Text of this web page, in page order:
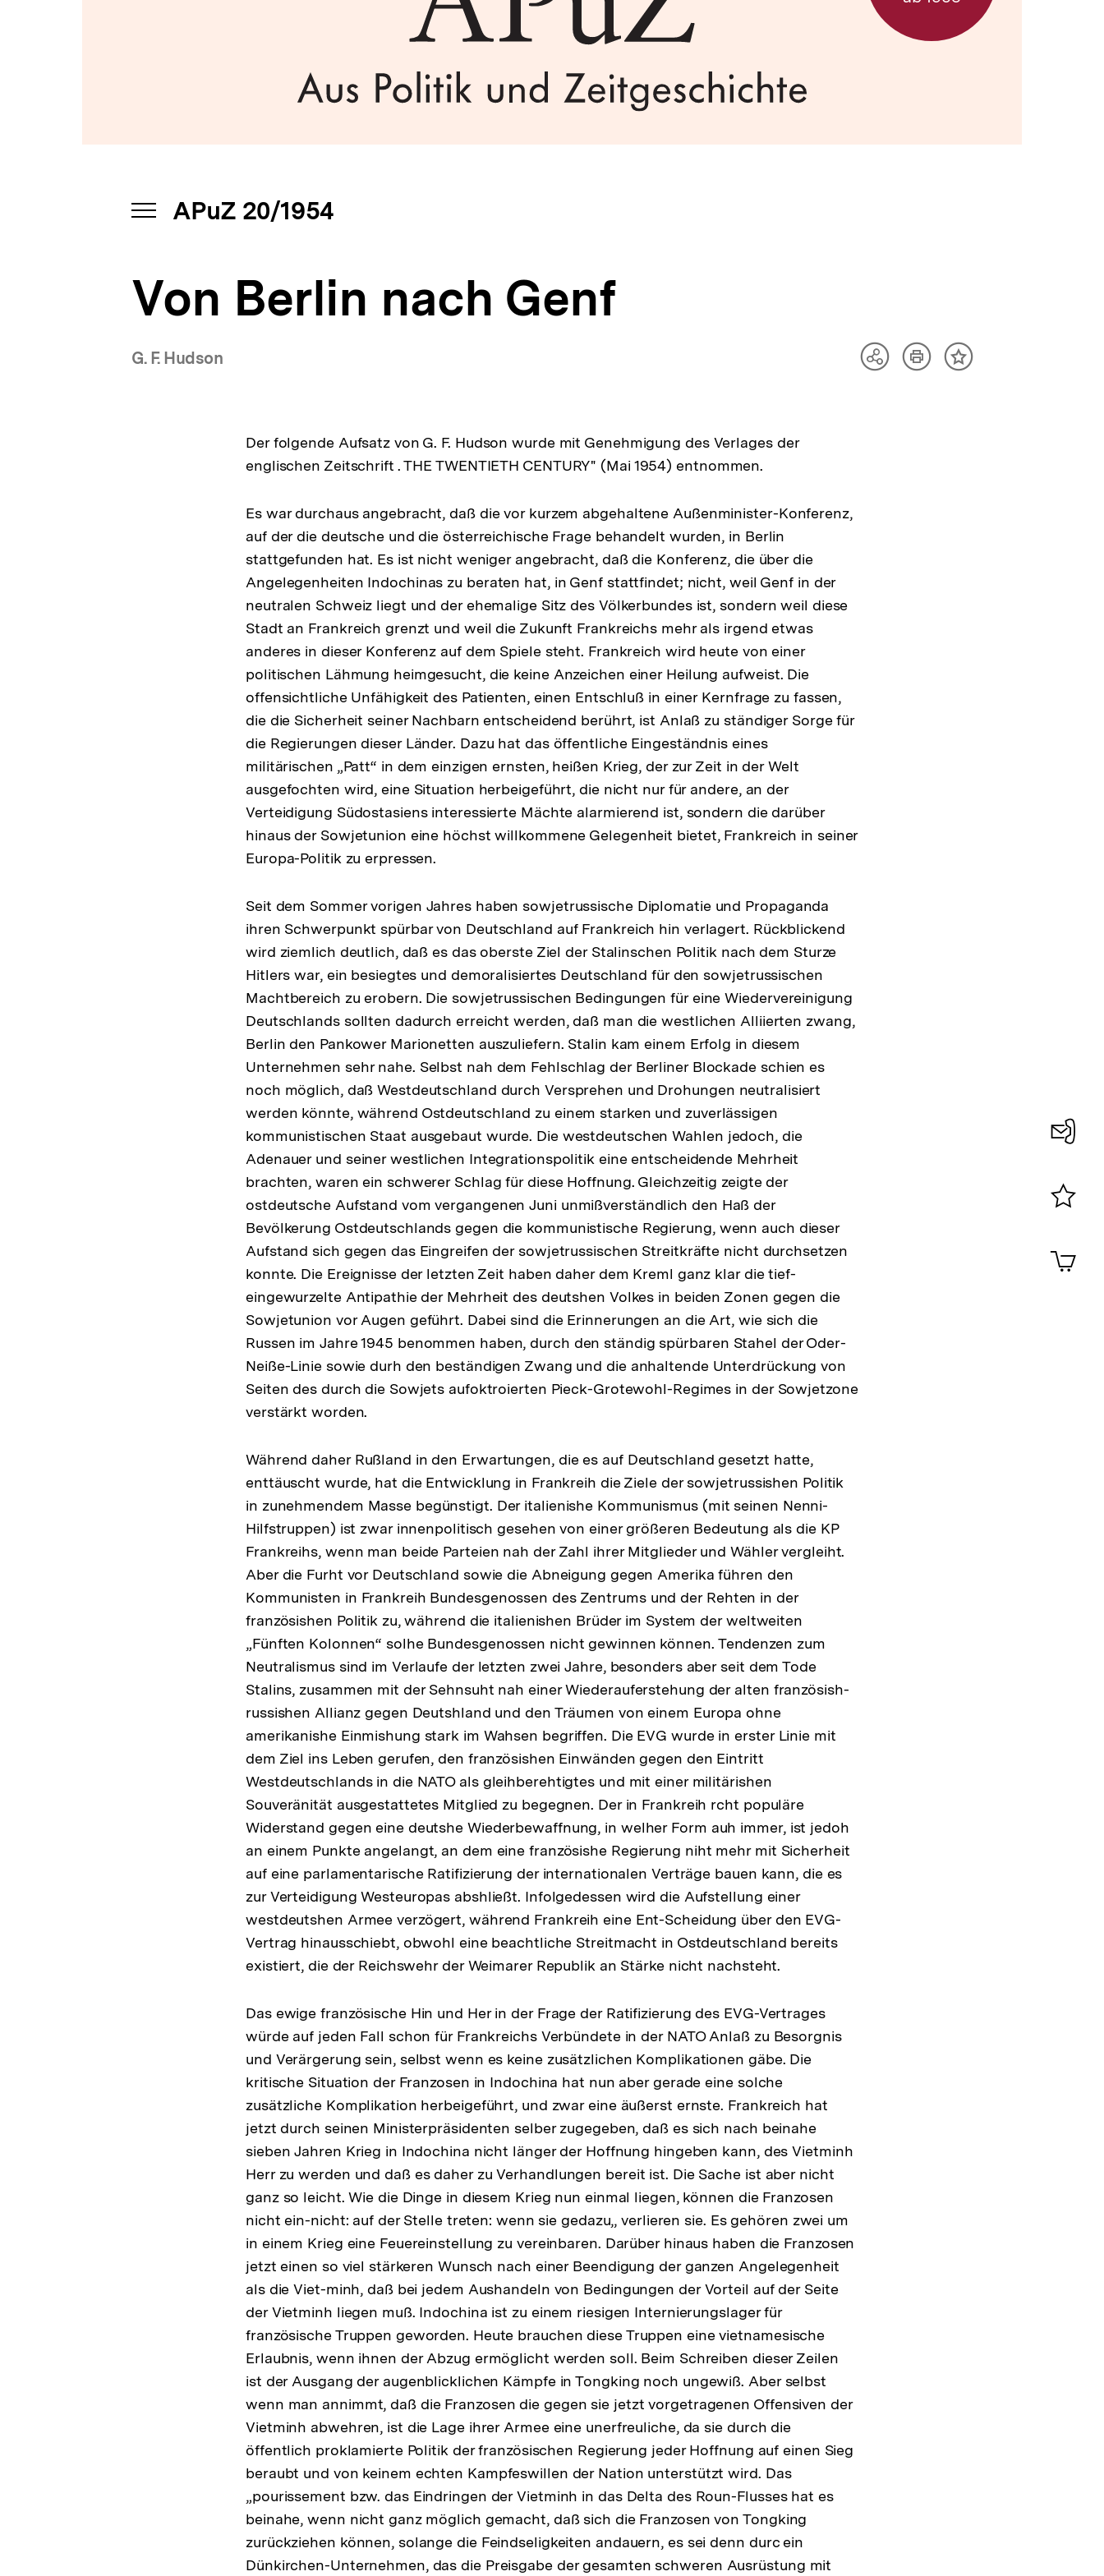
INHALTSNAVIGATION
APuZ 20/1954
Von Berlin nach Genf
G. F. Hudson
TeilenArtikelInhalt
Der folgende Aufsatz von G. F. Hudson wurde mit Genehmigung des Verlages der
englischen Zeitschrift . THE TWENTIETH CENTURY" (Mai 1954) entnommen.
Es war durchaus angebracht, daß die vor kurzem abgehaltene Außenminister-Konferenz,
auf der die deutsche und die österreichische Frage behandelt wurden, in Berlin
stattgefunden hat. Es ist nicht weniger angebracht, daß die Konferenz, die über die
Angelegenheiten Indochinas zu beraten hat, in Genf stattfindet; nicht, weil Genf in der
neutralen Schweiz liegt und der ehemalige Sitz des Völkerbundes ist, sondern weil diese
Stadt an Frankreich grenzt und weil die Zukunft Frankreichs mehr als irgend etwas
anderes in dieser Konferenz auf dem Spiele steht. Frankreich wird heute von einer
politischen Lähmung heimgesucht, die keine Anzeichen einer Heilung aufweist. Die
offensichtliche Unfähigkeit des Patienten, einen Entschluß in einer Kernfrage zu fassen,
die die Sicherheit seiner Nachbarn entscheidend berührt, ist Anlaß zu ständiger Sorge für
die Regierungen dieser Länder. Dazu hat das öffentliche Eingeständnis eines
militärischen „Patt“ in dem einzigen ernsten, heißen Krieg, der zur Zeit in der Welt
ausgefochten wird, eine Situation herbeigeführt, die nicht nur für andere, an der
Verteidigung Südostasiens interessierte Mächte alarmierend ist, sondern die darüber
hinaus der Sowjetunion eine höchst willkommene Gelegenheit bietet, Frankreich in seiner
Europa-Politik zu erpressen.
Seit dem Sommer vorigen Jahres haben sowjetrussische Diplomatie und Propaganda
ihren Schwerpunkt spürbar von Deutschland auf Frankreich hin verlagert. Rückblickend
wird ziemlich deutlich, daß es das oberste Ziel der Stalinschen Politik nach dem Sturze
Hitlers war, ein besiegtes und demoralisiertes Deutschland für den sowjetrussischen
Machtbereich zu erobern. Die sowjetrussischen Bedingungen für eine Wiedervereinigung
Deutschlands sollten dadurch erreicht werden, daß man die westlichen Alliierten zwang,
Berlin den Pankower Marionetten auszuliefern. Stalin kam einem Erfolg in diesem
Unternehmen sehr nahe. Selbst nah dem Fehlschlag der Berliner Blockade schien es
noch möglich, daß Westdeutschland durch Versprehen und Drohungen neutralisiert
werden könnte, während Ostdeutschland zu einem starken und zuverlässigen
kommunistischen Staat ausgebaut wurde. Die westdeutschen Wahlen jedoch, die
Adenauer und seiner westlichen Integrationspolitik eine entscheidende Mehrheit
brachten, waren ein schwerer Schlag für diese Hoffnung. Gleichzeitig zeigte der
ostdeutsche Aufstand vom vergangenen Juni unmißverständlich den Haß der
Bevölkerung Ostdeutschlands gegen die kommunistische Regierung, wenn auch dieser
Aufstand sich gegen das Eingreifen der sowjetrussischen Streitkräfte nicht durchsetzen
konnte. Die Ereignisse der letzten Zeit haben daher dem Kreml ganz klar die tief-
eingewurzelte Antipathie der Mehrheit des deutshen Volkes in beiden Zonen gegen die
Sowjetunion vor Augen geführt. Dabei sind die Erinnerungen an die Art, wie sich die
Russen im Jahre 1945 benommen haben, durch den ständig spürbaren Stahel der Oder-
Neiße-Linie sowie durh den beständigen Zwang und die anhaltende Unterdrückung von
Seiten des durch die Sowjets aufoktroierten Pieck-Grotewohl-Regimes in der Sowjetzone
verstärkt worden.
Während daher Rußland in den Erwartungen, die es auf Deutschland gesetzt hatte,
enttäuscht wurde, hat die Entwicklung in Frankreih die Ziele der sowjetrussishen Politik
in zunehmendem Masse begünstigt. Der italienishe Kommunismus (mit seinen Nenni-
Hilfstruppen) ist zwar innenpolitisch gesehen von einer größeren Bedeutung als die KP
Frankreihs, wenn man beide Parteien nah der Zahl ihrer Mitglieder und Wähler vergleiht.
Aber die Furht vor Deutschland sowie die Abneigung gegen Amerika führen den
Kommunisten in Frankreih Bundesgenossen des Zentrums und der Rehten in der
französishen Politik zu, während die italienishen Brüder im System der weltweiten
„Fünften Kolonnen“ solhe Bundesgenossen nicht gewinnen können. Tendenzen zum
Neutralismus sind im Verlaufe der letzten zwei Jahre, besonders aber seit dem Tode
Stalins, zusammen mit der Sehnsuht nah einer Wiederauferstehung der alten französish-
russishen Allianz gegen Deutshland und den Träumen von einem Europa ohne
amerikanishe Einmishung stark im Wahsen begriffen. Die EVG wurde in erster Linie mit
dem Ziel ins Leben gerufen, den französishen Einwänden gegen den Eintritt
Westdeutschlands in die NATO als gleihberehtigtes und mit einer militärishen
Souveränität ausgestattetes Mitglied zu begegnen. Der in Frankreih rcht populäre
Widerstand gegen eine deutshe Wiederbewaffnung, in welher Form auh immer, ist jedoh
an einem Punkte angelangt, an dem eine französishe Regierung niht mehr mit Sicherheit
auf eine parlamentarische Ratifizierung der internationalen Verträge bauen kann, die es
zur Verteidigung Westeuropas abshließt. Infolgedessen wird die Aufstellung einer
westdeutshen Armee verzögert, während Frankreih eine Ent-Scheidung über den EVG-
Vertrag hinausschiebt, obwohl eine beachtliche Streitmacht in Ostdeutschland bereits
existiert, die der Reichswehr der Weimarer Republik an Stärke nicht nachsteht.
Das ewige französische Hin und Her in der Frage der Ratifizierung des EVG-Vertrages
würde auf jeden Fall schon für Frankreichs Verbündete in der NATO Anlaß zu Besorgnis
und Verärgerung sein, selbst wenn es keine zusätzlichen Komplikationen gäbe. Die
kritische Situation der Franzosen in Indochina hat nun aber gerade eine solche
zusätzliche Komplikation herbeigeführt, und zwar eine äußerst ernste. Frankreich hat
jetzt durch seinen Ministerpräsidenten selber zugegeben, daß es sich nach beinahe
sieben Jahren Krieg in Indochina nicht länger der Hoffnung hingeben kann, des Vietminh
Herr zu werden und daß es daher zu Verhandlungen bereit ist. Die Sache ist aber nicht
ganz so leicht. Wie die Dinge in diesem Krieg nun einmal liegen, können die Franzosen
nicht ein-nicht: auf der Stelle treten: wenn sie gedazu,, verlieren sie. Es gehören zwei um
in einem Krieg eine Feuereinstellung zu vereinbaren. Darüber hinaus haben die Franzosen
jetzt einen so viel stärkeren Wunsch nach einer Beendigung der ganzen Angelegenheit
als die Viet-minh, daß bei jedem Aushandeln von Bedingungen der Vorteil auf der Seite
der Vietminh liegen muß. Indochina ist zu einem riesigen Internierungslager für
französische Truppen geworden. Heute brauchen diese Truppen eine vietnamesische
Erlaubnis, wenn ihnen der Abzug ermöglicht werden soll. Beim Schreiben dieser Zeilen
ist der Ausgang der augenblicklichen Kämpfe in Tongking noch ungewiß. Aber selbst
wenn man annimmt, daß die Franzosen die gegen sie jetzt vorgetragenen Offensiven der
Vietminh abwehren, ist die Lage ihrer Armee eine unerfreuliche, da sie durch die
öffentlich proklamierte Politik der französischen Regierung jeder Hoffnung auf einen Sieg
beraubt und von keinem echten Kampfeswillen der Nation unterstützt wird. Das
„pourissement bzw. das Eindringen der Vietminh in das Delta des Roun-Flusses hat es
beinahe, wenn nicht ganz möglich gemacht, daß sich die Franzosen von Tongking
zurückziehen können, solange die Feindseligkeiten andauern, es sei denn durc ein
Dünkirchen-Unternehmen, das die Preisgabe der gesamten schweren Ausrüstung mit